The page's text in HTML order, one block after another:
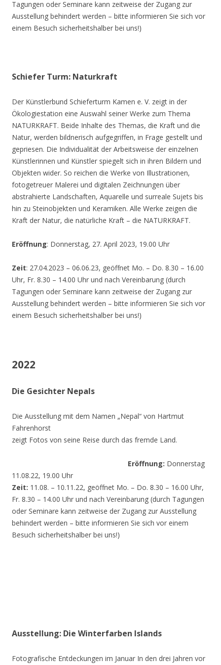
Tagungen oder Seminare kann zeitweise der Zugang zur
Ausstellung behindert werden – bitte informieren Sie sich vor
einem Besuch sicherheitshalber bei uns!)
Schiefer Turm: Naturkraft
Der Künstlerbund Schieferturm Kamen e. V. zeigt in der
Ökologiestation eine Auswahl seiner Werke zum Thema
NATURKRAFT. Beide Inhalte des Themas, die Kraft und die
Natur, werden bildnerisch aufgegriffen, in Frage gestellt und
gepriesen. Die Individualität der Arbeitsweise der einzelnen
Künstlerinnen und Künstler spiegelt sich in ihren Bildern und
Objekten wider. So reichen die Werke von Illustrationen,
fotogetreuer Malerei und digitalen Zeichnungen über
abstrahierte Landschaften, Aquarelle und surreale Sujets bis
hin zu Steinobjekten und Keramiken. Alle Werke zeigen die
Kraft der Natur, die natürliche Kraft – die NATURKRAFT.
Eröffnung: Donnerstag, 27. April 2023, 19.00 Uhr
Zeit: 27.04.2023 – 06.06.23, geöffnet Mo. – Do. 8.30 – 16.00
Uhr, Fr. 8.30 – 14.00 Uhr und nach Vereinbarung (durch
Tagungen oder Seminare kann zeitweise der Zugang zur
Ausstellung behindert werden – bitte informieren Sie sich vor
einem Besuch sicherheitshalber bei uns!)
2022
Die Gesichter Nepals
Die Ausstellung mit dem Namen „Nepal“ von Hartmut
Fahrenhorst
zeigt Fotos von seine Reise durch das fremde Land.
Eröffnung: Donnerstag
11.08.22, 19.00 Uhr
Zeit: 11.08. – 10.11.22, geöffnet Mo. – Do. 8.30 – 16.00 Uhr,
Fr. 8.30 – 14.00 Uhr und nach Vereinbarung (durch Tagungen
oder Seminare kann zeitweise der Zugang zur Ausstellung
behindert werden – bitte informieren Sie sich vor einem
Besuch sicherheitshalber bei uns!)
Ausstellung: Die Winterfarben Islands
Fotografische Entdeckungen im Januar In den drei Jahren vor